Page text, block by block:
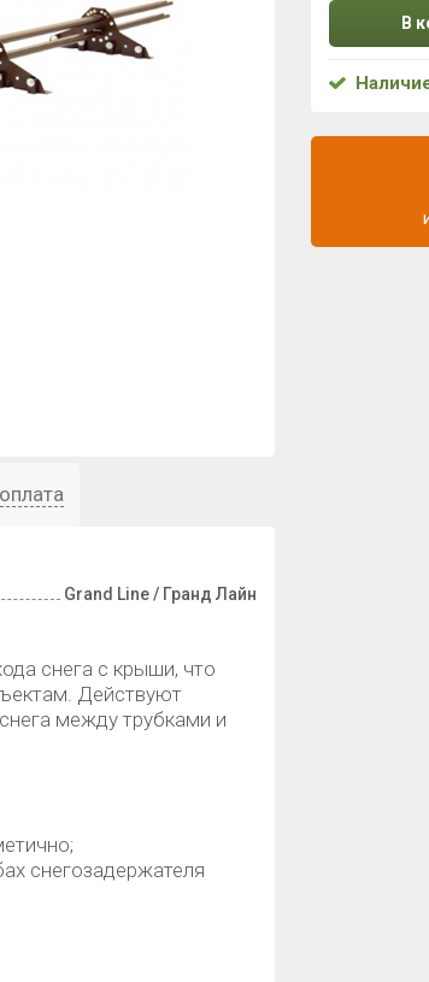
Grand Line / Гранд Лайн
снега с крыши, что
Действуют
между трубками и
снегозадержателя
В